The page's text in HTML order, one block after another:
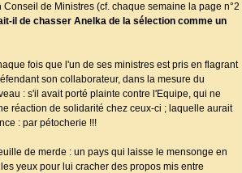
de Ministres (cf. chaque semaine la page n°2
il de chasser Anelka de la sélection comme un
fois que l'un de ses ministres est pris en flagrant
son collaborateur, dans la mesure du
: s'il avait porté plainte contre l'Equipe, qui ne
réaction de solidarité chez ceux-ci ; laquelle aurait
: par pétocherie !!!
de merde : un pays qui laisse le mensonge en
yeux pour lui cracher des propos mis entre